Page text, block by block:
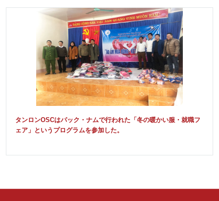
タンロンOSCはパック・ナムで行われた「冬の暖かい服・就職フ
ェア」というプログラムを参加した。